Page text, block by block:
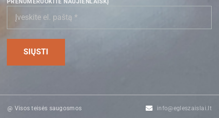
PRENUMERUOKITE NAUJIENLAIŠKĮ
@ Visos teisės saugosmos info@egleszaislai.lt